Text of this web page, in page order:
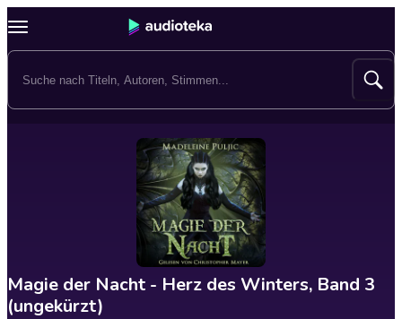
Magie der Nacht - Herz des Winters, Band 3
(ungekürzt)